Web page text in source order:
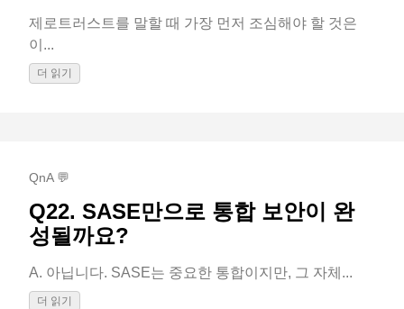
제로트러스트를 말할 때 가장 먼저 조심해야 할 것은
이...
더 읽기
QnA 💬
Q22. SASE만으로 통합 보안이 완
성될까요?
A. 아닙니다. SASE는 중요한 통합이지만, 그 자체...
더 읽기